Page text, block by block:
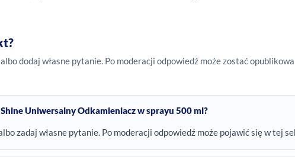
dodaj własne pytanie. Po moderacji odpowiedź może zostać
Uniwersalny Odkamieniacz w sprayu 500 ml?
zadaj własne pytanie. Po moderacji odpowiedź może pojawić się w tej